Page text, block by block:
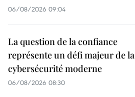
06/08/2026 09:04
La question de la confiance
représente un défi majeur de la
cybersécurité moderne
06/08/2026 08:30